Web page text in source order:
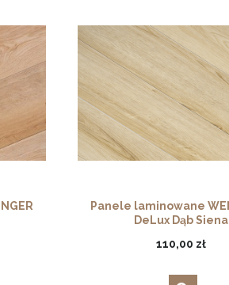
Panele laminowane
DeLux Dąb Siena
110,00 zł